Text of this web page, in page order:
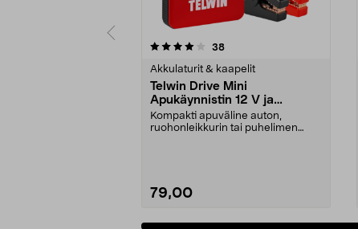
38arvostelut
Akkulaturit & kaapelit
Telwin Drive Mini
Apukäynnistin 12 V ja
varavirtalähde
Kompakti apuväline auton,
ruohonleikkurin tai puhelimen
79,00
5.0 viidestä